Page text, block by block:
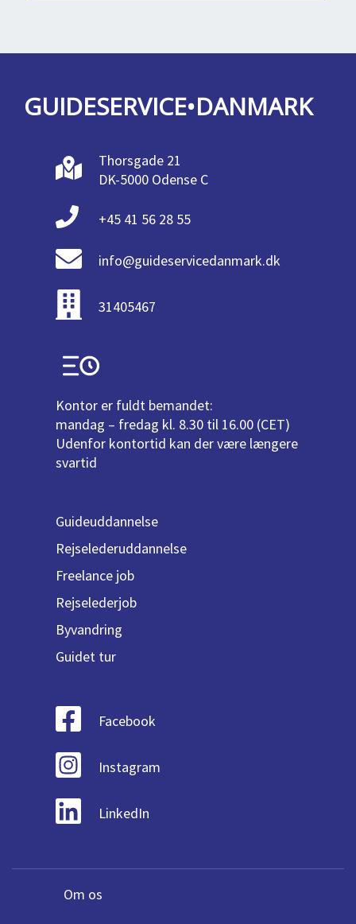
GUIDESERVICE•DANMARK
Thorsgade 21
DK-5000 Odense C
+45 41 56 28 55
info@guideservicedanmark.dk
31405467
Kontor er fuldt bemandet:
mandag – fredag kl. 8.30 til 16.00 (CET)
Udenfor kontortid kan der være længere
svartid
Guideuddannelse
Rejselederuddannelse
Freelance job
Rejselederjob
Byvandring
Guidet tur
Facebook
Instagram
LinkedIn
Om os